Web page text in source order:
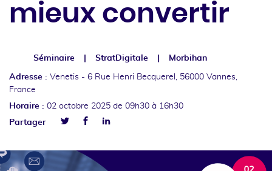
mieux convertir
Séminaire StratDigitale Morbihan
Adresse : Venetis - 6 Rue Henri Becquerel, 56000 Vannes,
France
Horaire : 02 octobre 2025 de 09h30 à 16h30
Partager
FacebookLinkedin